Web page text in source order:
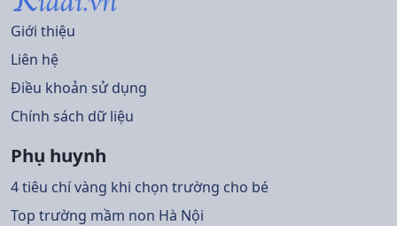
Giới thiệu
Liên hệ
Điều khoản sử dụng
Chính sách dữ liệu
Phụ huynh
4 tiêu chí vàng khi chọn trường cho bé
Top trường mầm non Hà Nội